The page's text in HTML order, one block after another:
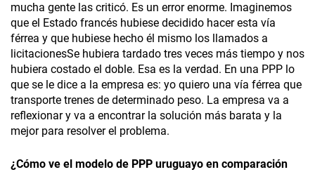
mucha gente las criticó. Es un error enorme. Imaginemos
que el Estado francés hubiese decidido hacer esta vía
férrea y que hubiese hecho él mismo los llamados a
licitacionesSe hubiera tardado tres veces más tiempo y nos
hubiera costado el doble. Esa es la verdad. En una PPP lo
que se le dice a la empresa es: yo quiero una vía férrea que
transporte trenes de determinado peso. La empresa va a
reflexionar y va a encontrar la solución más barata y la
mejor para resolver el problema.
¿Cómo ve el modelo de PPP uruguayo en comparación